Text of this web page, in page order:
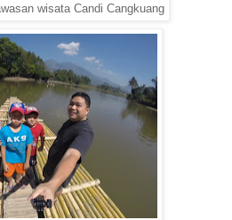
wisata Candi Cangkuang